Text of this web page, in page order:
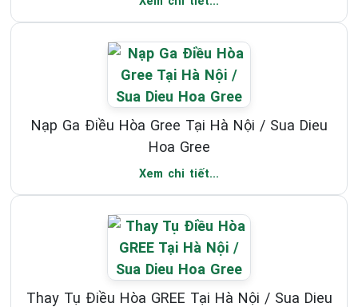
Nạp Ga Điều Hòa Gree Tại Hà Nội / Sua Dieu
Hoa Gree
Xem chi tiết...
Thay Tụ Điều Hòa GREE Tại Hà Nội / Sua Dieu